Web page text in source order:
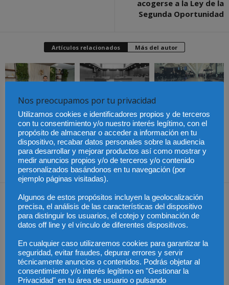
acogerse a la Ley de la
Segunda Oportunidad
Artículos relacionados Más del autor
Especialización total:
por qué TBF Abogados
es el referente en
derecho laboral en
Málaga
La Abogacía Catalana
alerta del riesgo de que
los cambios en las
plantillas judiciales
comprometan el
funcionamiento de la
Justicia
Groundforce en el
aeropuerto de
Barcelona inician
huelga indefinida:
¿pueden los pasajeros
afectados reclamar
compensación?
Dejar una respuesta
Nos preocupamos por tu privacidad
Utilizamos cookies e identificadores propios y de terceros
con tu consentimiento y/o nuestro interés legítimo, con el
propósito de almacenar o acceder a información en tu
dispositivo, recabar datos personales sobre la audiencia
para desarrollar y mejorar productos así como mostrar y
medir anuncios propios y/o de terceros y/o contenido
personalizados basándonos en tu navegación (por
ejemplo páginas visitadas).
Algunos de estos propósitos incluyen la geolocalización
precisa, el análisis de las características del dispositivo
para distinguir los usuarios, el cotejo y combinación de
datos off line y el vínculo de diferentes dispositivos.
En cualquier caso utilizaremos cookies para garantizar la
seguridad, evitar fraudes, depurar errores y servir
técnicamente anuncios o contenidos. Podrás objetar al
consentimiento y/o interés legítimo en "Gestionar la
Privacidad" en tu área de usuario o pulsando